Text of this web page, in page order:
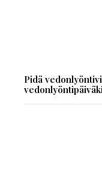
Pidä